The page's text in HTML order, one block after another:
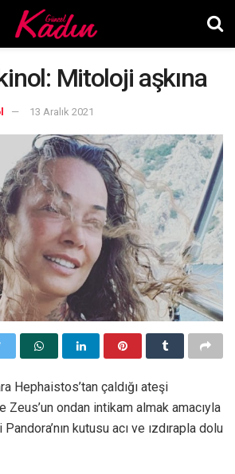
Mitoloji aşkına
13 Aralık 2021
Hephaistos’tan çaldığı ateşi
ondan intikam almak amacıyla
kutusu acı ve ızdırapla dolu